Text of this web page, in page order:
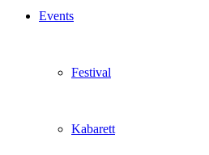
Events
Festival
Kabarett